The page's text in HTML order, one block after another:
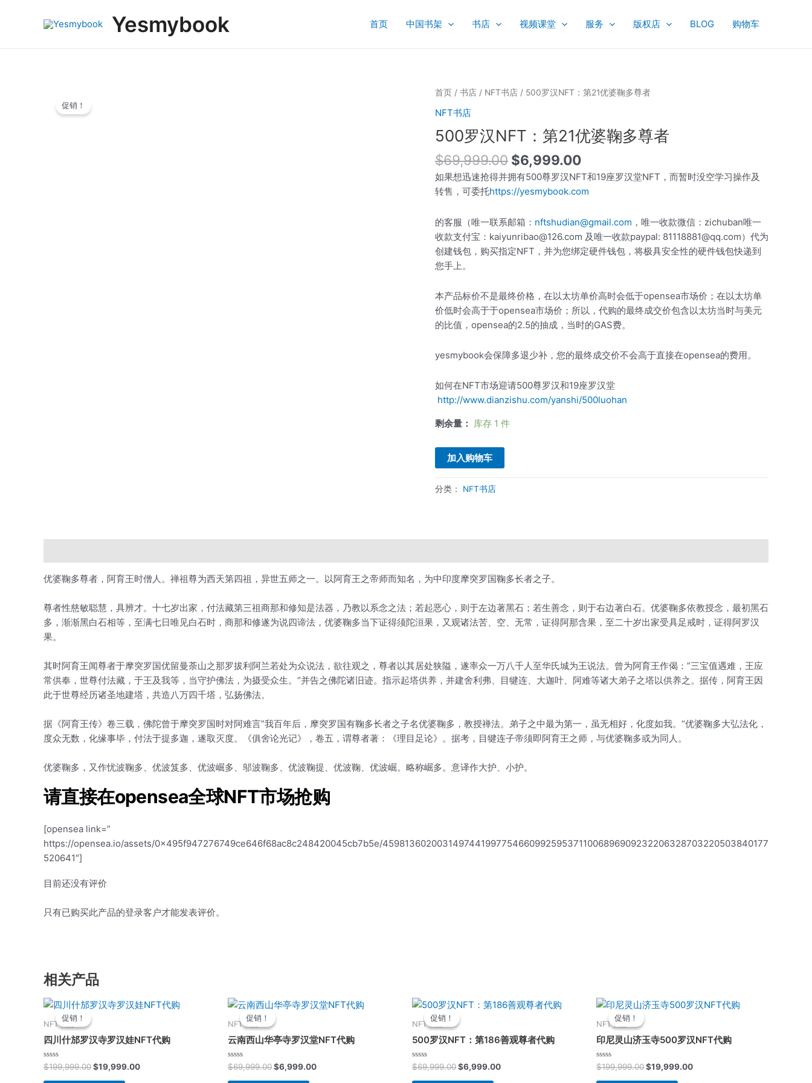
Yesmybook 首页 中国书架 书店 视频课堂 服务 版权店 BLOG 购物车
促销！
首页 / 书店 / NFT书店 / 500罗汉NFT：第21优婆鞠多尊者
NFT书店
500罗汉NFT：第21优婆鞠多尊者
$69,999.00
原
$69,999.00。
$6,999.00
当
格
$6,999.00。
如果想迅速抢得并拥有500尊罗汉NFT和19座罗汉堂NFT，而暂时没空学习操作及
转售，可委托https://yesmybook.com
的客服（唯一联系邮箱： nftshudian@gmail.com ，唯一收款微信：zichuban唯一
收款支付宝：kaiyunribao@126.com 及唯一收款paypal: 81118881@qq.com）代为
创建钱包，购买指定NFT，并为您绑定硬件钱包，将极具安全性的硬件钱包快递到
您手上。
本产品标价不是最终价格，在以太坊单价高时会低于opensea市场价；在以太坊单
价低时会高于于opensea市场价；所以，代购的最终成交价包含以太坊当时与美元
的比值，opensea的2.5的抽成，当时的GAS费。
yesmybook会保障多退少补，您的最终成交价不会高于直接在opensea的费用。
如何在NFT市场迎请500尊罗汉和19座罗汉堂
http://www.dianzishu.com/yanshi/500luohan
剩余量： 库存 1 件
500
NFT：
21
优
婆
多
尊
者
数
加入购物车
分类： NFT书店
优婆鞠多尊者，阿育王时僧人。禅祖尊为西天第四祖，异世五师之一。以阿育王之帝师而知名，为中印度摩突罗国鞠多长者之子。
尊者性慈敏聪慧，具辨才。十七岁出家，付法藏第三祖商那和修知是法器，乃教以系念之法；若起恶心，则于左边著黑石；若生善念，则于右边著白石。优婆鞠多依教授念，最初黑石
多，渐渐黑白石相等，至满七日唯见白石时，商那和修遂为说四谛法，优婆鞠多当下证得须陀洹果，又观诸法苦、空、无常，证得阿那含果，至二十岁出家受具足戒时，证得阿罗汉
果。
其时阿育王闻尊者于摩突罗国优留曼荼山之那罗拔利阿兰若处为众说法，欲往观之，尊者以其居处狭隘，遂率众一万八千人至华氏城为王说法。曾为阿育王作偈：”三宝值遇难，王应
常供奉，世尊付法藏，于王及我等，当守护佛法，为摄受众生。“并告之佛陀诸旧迹。指示起塔供养，并建舍利弗、目犍连、大迦叶、阿难等诸大弟子之塔以供养之。据传，阿育王因
此于世尊经历诸圣地建塔，共造八万四千塔，弘扬佛法。
据《阿育王传》卷三载，佛陀曾于摩突罗国时对阿难言”我百年后，摩突罗国有鞠多长者之子名优婆鞠多，教授禅法。弟子之中最为第一，虽无相好，化度如我。“优婆鞠多大弘法化，
度众无数，化缘事毕，付法于提多迦，遂取灭度。《俱舍论光记》，卷五，谓尊者著：《理目足论》。据考，目犍连子帝须即阿育王之师，与优婆鞠多或为同人。
优婆鞠多，又作忧波鞠多、优波笈多、优波崛多、邬波鞠多、优波鞠提、优波鞠、优波崛。略称崛多。意译作大护、小护。
请直接在opensea全球NFT市场抢购
[opensea link=”
https://opensea.io/assets/0x495f947276749ce646f68ac8c248420045cb7b5e/45981360200314974419977546609925953711006896909232206328703220503840177
520641″]
目前还没有评价
只有已购买此产品的登录客户才能发表评价。
相关产品
促销！
促销！
NFT书店
四川什邡罗汉寺罗汉娃NFT代购
评
分
0
$199,999.00
原
价
$199,999.00。
$19,999.00
当
前
为：
促销！
促销！
NFT书店
云南西山华亭寺罗汉堂NFT代购
评
分
0
$69,999.00
原
价
为：
$69,999.00。
$6,999.00
当
前
为：
促销！
促销！
NFT书店
500罗汉NFT：第186善观尊者代购
评
分
0
$69,999.00
原
为：
$69,999.00。
$6,999.00
当
格
为：
促销！
促销！
NFT书店
印尼灵山济玉寺500罗汉NFT代购
评
分
0
$199,999.00
原
价
$199,999.00。
$19,999.00
当
前
为：